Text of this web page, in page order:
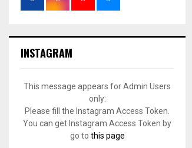
INSTAGRAM
This message appears for Admin Users
only:
Please fill the Instagram Access Token.
You can get Instagram Access Token by
go to this page